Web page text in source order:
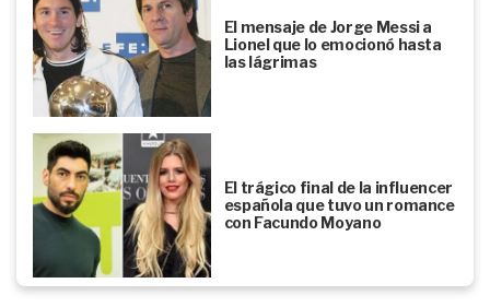
El mensaje de Jorge Messi a
Lionel que lo emocionó hasta
las lágrimas
El trágico final de la influencer
española que tuvo un romance
con Facundo Moyano